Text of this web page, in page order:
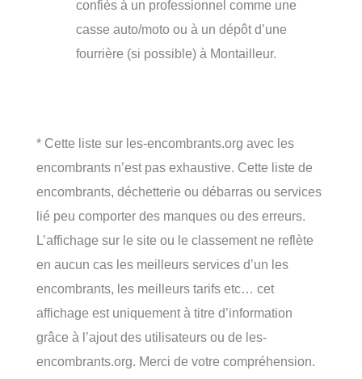
confiés à un professionnel comme une
casse auto/moto ou à un dépôt d’une
fourrière (si possible) à Montailleur.
* Cette liste sur les-encombrants.org avec les
encombrants n’est pas exhaustive. Cette liste de
encombrants, déchetterie ou débarras ou services
lié peu comporter des manques ou des erreurs.
L’affichage sur le site ou le classement ne reflète
en aucun cas les meilleurs services d’un les
encombrants, les meilleurs tarifs etc… cet
affichage est uniquement à titre d’information
grâce à l’ajout des utilisateurs ou de les-
encombrants.org. Merci de votre compréhension.